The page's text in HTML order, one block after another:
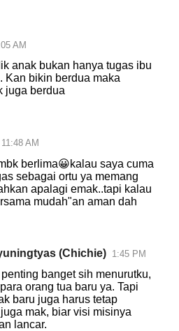
AM
anak bukan hanya tugas ibu
Kan bikin berdua maka
juga berdua
11:48 AM
berlima😀kalau saya cuma
sebagai ortu ya memang
apalagi emak..tapi kalau
mudah"an aman dah
(Chichie) 1:45 PM
banget sih menurutku,
orang tua baru ya. Tapi
baru juga harus tetap
mak, biar visi misinya
lancar.